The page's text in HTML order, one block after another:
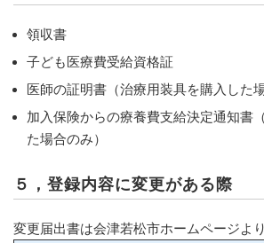
領収書
子ども医療費受給資格証
医師の証明書（治療用装具を購入した
加入保険からの療養費支給決定通知書
た場合のみ）
５，登録内容に変更がある際
変更届出書は会津若松市ホームページよ